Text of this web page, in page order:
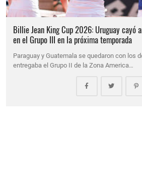
Billie Jean King Cup 2026: Uruguay cayó
en el Grupo III en la próxima temporada
Paraguay y Guatemala se quedaron con los
entregaba el Grupo II de la Zona America…